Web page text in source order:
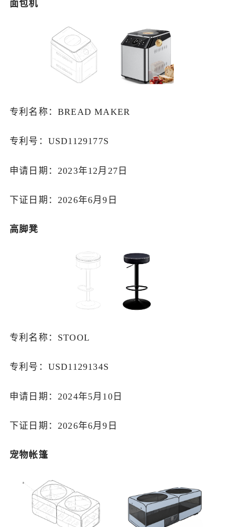
面包机
专利名称：BREAD MAKER
专利号：USD1129177S
申请日期：2023年12月27日
下证日期：2026年6月9日
高脚凳
专利名称：STOOL
专利号：USD1129134S
申请日期：2024年5月10日
下证日期：2026年6月9日
宠物帐篷